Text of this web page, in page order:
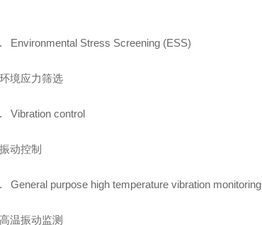
Environmental Stress Screening (ESS)
环境应力筛选
Vibration control
振动控制
General purpose high temperature vibration monitoring
高温振动监测